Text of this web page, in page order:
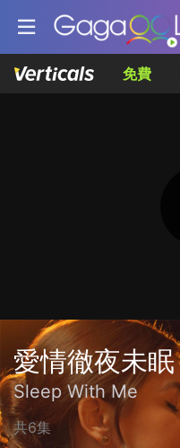
免費
愛情徹夜未眠
Sleep With Me
共6集